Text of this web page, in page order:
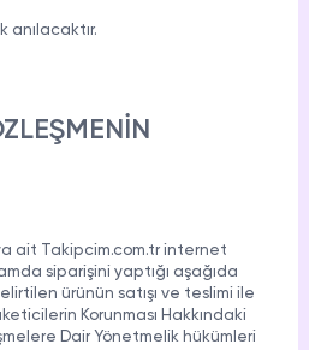
PUBG
anılacaktır.
ait Takipcim.com.tr internet
siparişini yaptığı aşağıda
ürünün satışı ve teslimi ile
Korunması Hakkındaki
Dair Yönetmelik hükümleri